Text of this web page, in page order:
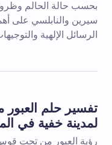
بحسب حالة الحالم
سيرين والنابلسي على
الرسائل الإلهية
تفسير حلم
لمدينة خفية في
رؤية العبور من تحت